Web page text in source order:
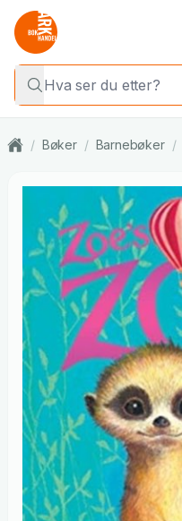
/ Bøker / Barnebøker /